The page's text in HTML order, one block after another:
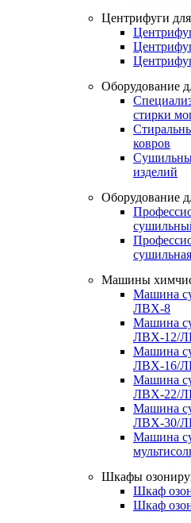
Центрифуги для
Оборудование
стирки
ковров
изделий
Оборудование
Машины
Машина
ЛВХ-8
Машина
ЛВХ-12/
Машина
ЛВХ-16/
Машина
ЛВХ-22/
Машина
ЛВХ-30/
Машина
Шкафы
Шкаф
Шкаф